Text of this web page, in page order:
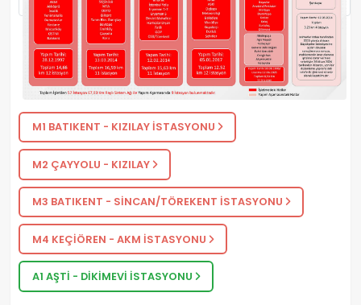
M1 BATIKENT - KIZILAY İSTASYONU
M2 ÇAYYOLU - KIZILAY
M3 BATIKENT - SİNCAN/TÖREKENT İSTASYONU
M4 KEÇİÖREN - AKM İSTASYONU
A1 AŞTİ - DİKİMEVİ İSTASYONU